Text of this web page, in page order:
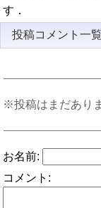
す．
投稿コメント一覧
※投稿はまだあり
お名前:
コメント: